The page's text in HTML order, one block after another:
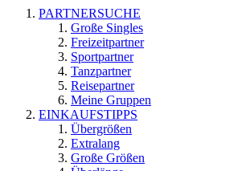
PARTNERSUCHE
Große Singles
Freizeitpartner
Sportpartner
Tanzpartner
Reisepartner
Meine Gruppen
EINKAUFSTIPPS
Übergrößen
Extralang
Große Größen